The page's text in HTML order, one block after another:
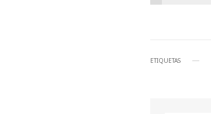
ETIQUETAS